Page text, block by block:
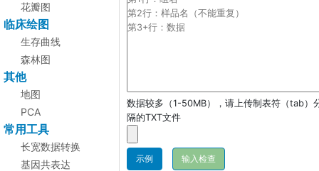
花瓣图
临床绘图
生存曲线
森林图
其他
地图
PCA
常用工具
长宽数据转换
基因共表达
数据较多（1-50MB），请上传制表符（tab）
隔的TXT文件
示例